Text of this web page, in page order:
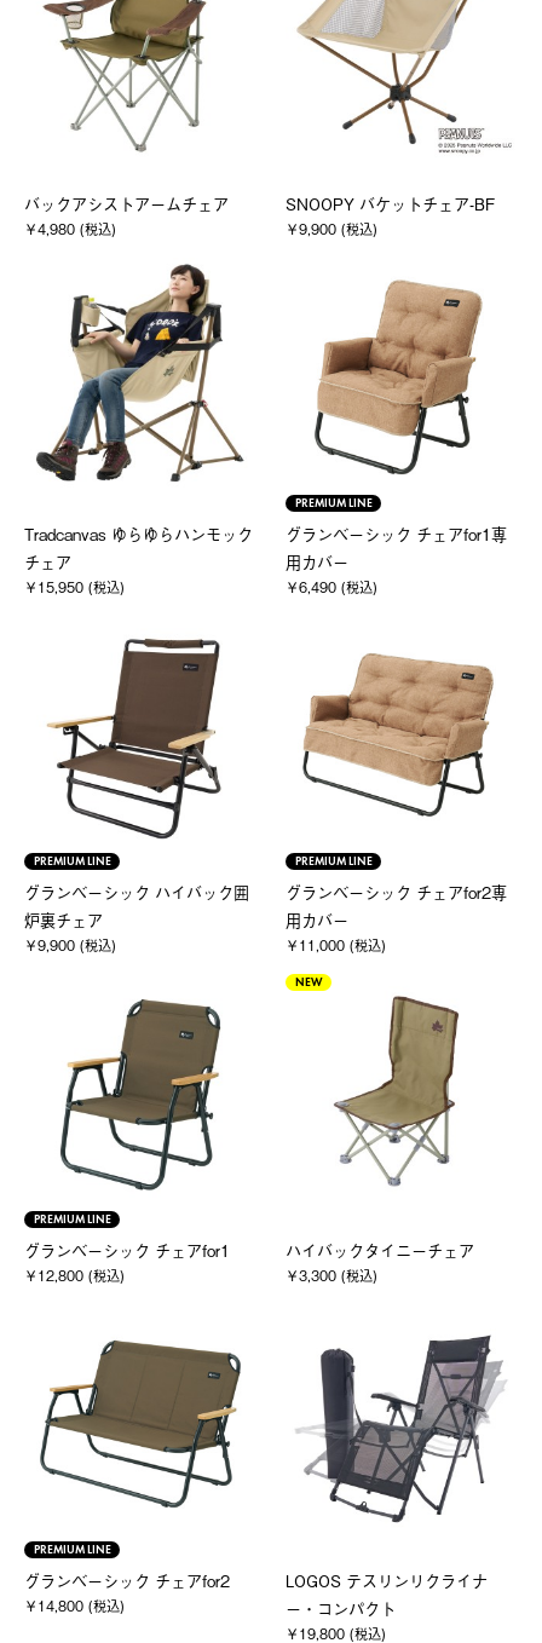
バックアシストアームチェア
￥4,980 (税込)
SNOOPY バケットチェア-BF
￥9,900 (税込)
Tradcanvas ゆらゆらハンモック
チェア
￥15,950 (税込)
PREMIUM LINE
グランベーシック チェアfor1専
用カバー
￥6,490 (税込)
PREMIUM LINE
グランベーシック ハイバック囲
炉裏チェア
￥9,900 (税込)
PREMIUM LINE
グランベーシック チェアfor2専
用カバー
￥11,000 (税込)
PREMIUM LINE
グランベーシック チェアfor1
￥12,800 (税込)
NEW
ハイバックタイニーチェア
￥3,300 (税込)
PREMIUM LINE
グランベーシック チェアfor2
￥14,800 (税込)
LOGOS テスリンリクライナ
ー・コンパクト
￥19,800 (税込)